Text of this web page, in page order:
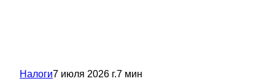
Налоги7 июля 2026 г.7 мин